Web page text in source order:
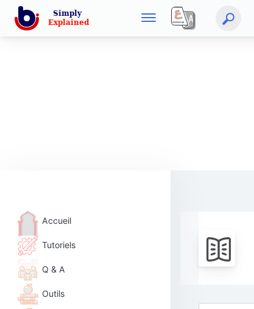
Accueil
Tutoriels
Q & A
Outils